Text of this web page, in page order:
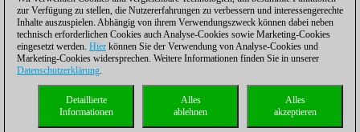
zur Verfügung zu stellen, die Nutzererfahrungen zu verbessern und interessengerechte
Inhalte auszuspielen. Abhängig von ihrem Verwendungszweck können dabei neben
technisch erforderlichen Cookies auch Analyse-Cookies sowie Marketing-Cookies
eingesetzt werden. Hier können Sie der Verwendung von Analyse-Cookies und
Marketing-Cookies widersprechen. Weitere Informationen finden Sie in unserer
Datenschutzerklärung.
Alles
akzeptieren
Alles
ablehnen
Detaillierte
Informationen